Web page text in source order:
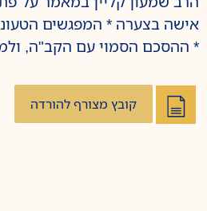
אישה בצערה * המפגשים
* ההסכם הסמוי עם הקב"ה,
קובץ מצורף להורדה